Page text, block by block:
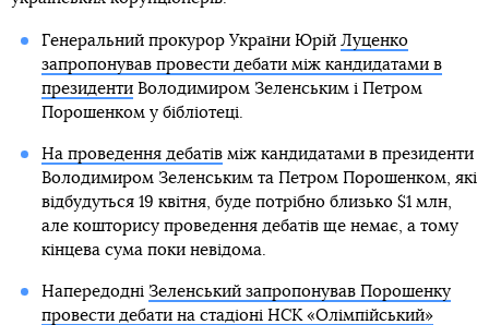
Генеральний прокурор України Юрій Луценко
запропонував провести дебати між кандидатами в
президентиВолодимиром Зеленським і Петром
Порошенком у бібліотеці.
На проведення дебатівміж кандидатами в президенти
Володимиром Зеленським та Петром Порошенком, які
відбудуться 19 квітня, буде потрібно близько $1 млн,
але кошторису проведення дебатів ще немає, а тому
кінцева сума поки невідома.
Напередодні Зеленський запропонував Порошенку
провести дебати на стадіоні НСК «Олімпійський»